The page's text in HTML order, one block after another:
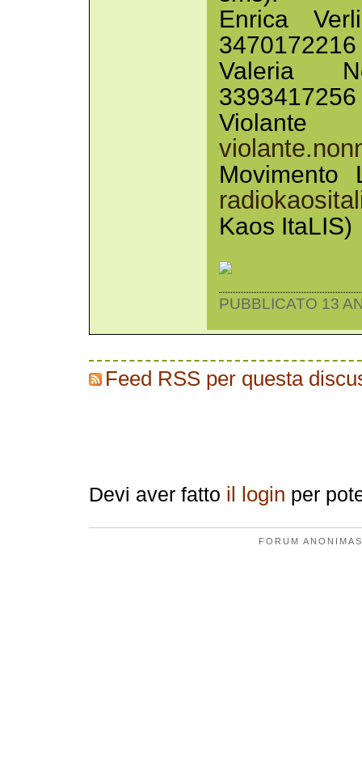
Enrica
3470172216
Valeria
3393417256
Movimento
Kaos ItaLIS)
PUBBLICATO 13
Feed RSS per questa
Devi aver fatto il login per
FORUM